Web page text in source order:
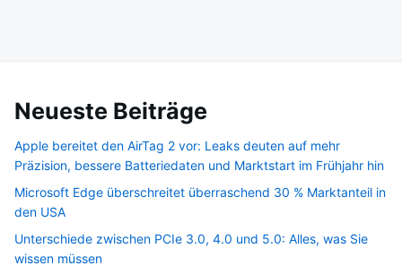
Neueste Beiträge
Apple bereitet den AirTag 2 vor: Leaks deuten auf mehr
Präzision, bessere Batteriedaten und Marktstart im Frühjahr hin
Microsoft Edge überschreitet überraschend 30 % Marktanteil in
den USA
Unterschiede zwischen PCIe 3.0, 4.0 und 5.0: Alles, was Sie
wissen müssen